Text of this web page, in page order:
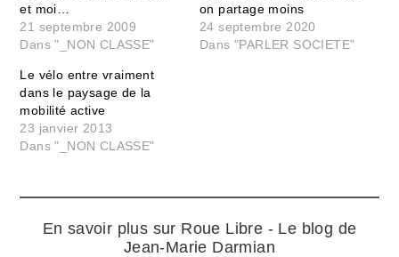
et moi…
21 septembre 2009
Dans "_NON CLASSE"
on partage moins
24 septembre 2020
Dans "PARLER SOCIETE"
Le vélo entre vraiment
dans le paysage de la
mobilité active
23 janvier 2013
Dans "_NON CLASSE"
En savoir plus sur Roue Libre - Le blog de
Jean-Marie Darmian